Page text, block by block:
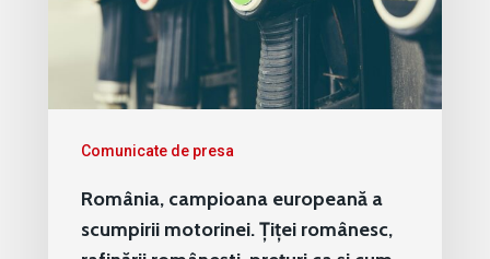
Comunicate de presa
România, campioana europeană a
scumpirii motorinei. Țiței românesc,